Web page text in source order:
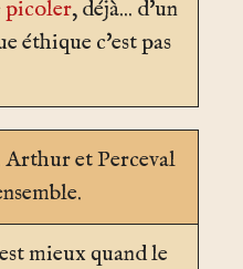
picoler, déjà... d'un
éthique c'est pas
Arthur et Perceval
mieux quand le